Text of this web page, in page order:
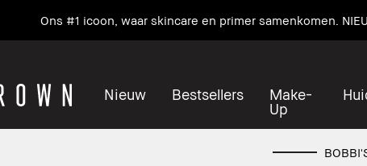
Ons #1 icoon, waar skincare en primer samenkomen.
Nieuw Bestsellers
Make-
Up